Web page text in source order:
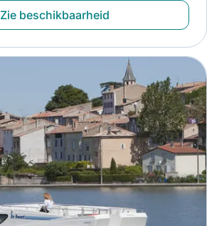
Zie beschikbaarheid